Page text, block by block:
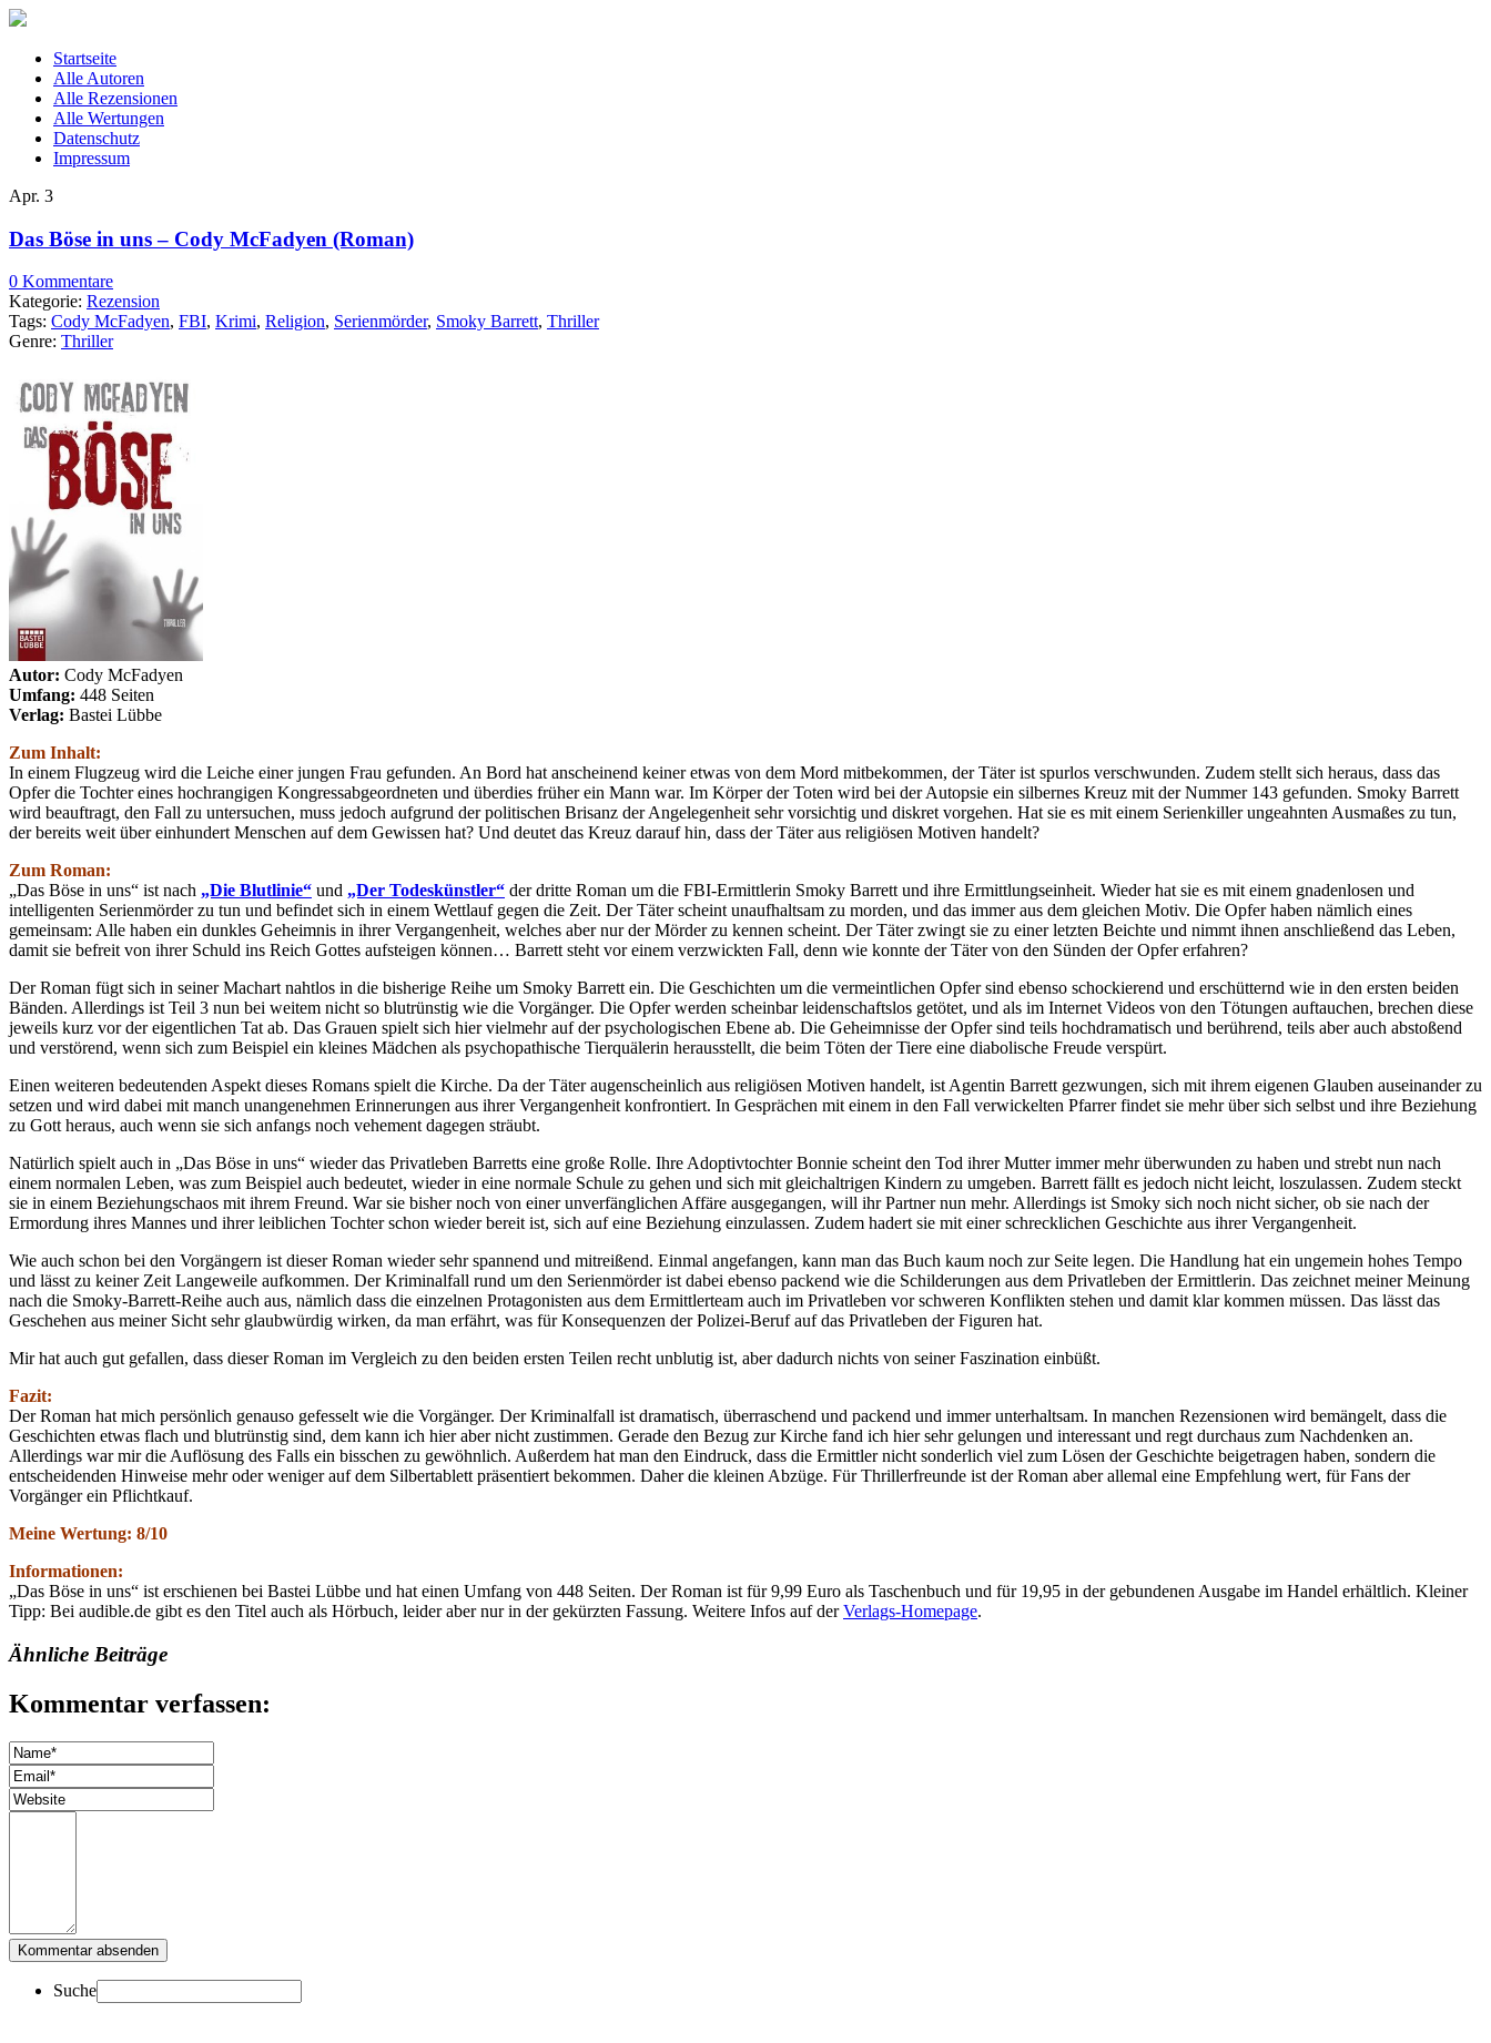
Startseite
Alle Autoren
Alle Rezensionen
Alle Wertungen
Datenschutz
Impressum
Apr. 3
Das Böse in uns – Cody McFadyen (Roman)
0 Kommentare
Kategorie: Rezension
Tags: Cody McFadyen, FBI, Krimi, Religion, Serienmörder, Smoky Barrett, Thriller
Genre: Thriller
Autor: Cody McFadyen
Umfang: 448 Seiten
Verlag: Bastei Lübbe
Zum Inhalt:
In einem Flugzeug wird die Leiche einer jungen Frau gefunden. An Bord hat anscheinend keiner etwas von dem Mord mitbekommen, der Täter ist spurlos verschwunden. Zudem stellt sich heraus, dass das
Opfer die Tochter eines hochrangigen Kongressabgeordneten und überdies früher ein Mann war. Im Körper der Toten wird bei der Autopsie ein silbernes Kreuz mit der Nummer 143 gefunden. Smoky Barrett
wird beauftragt, den Fall zu untersuchen, muss jedoch aufgrund der politischen Brisanz der Angelegenheit sehr vorsichtig und diskret vorgehen. Hat sie es mit einem Serienkiller ungeahnten Ausmaßes zu tun,
der bereits weit über einhundert Menschen auf dem Gewissen hat? Und deutet das Kreuz darauf hin, dass der Täter aus religiösen Motiven handelt?
Zum Roman:
„Das Böse in uns“ ist nach „Die Blutlinie“ und „Der Todeskünstler“ der dritte Roman um die FBI-Ermittlerin Smoky Barrett und ihre Ermittlungseinheit. Wieder hat sie es mit einem gnadenlosen und
intelligenten Serienmörder zu tun und befindet sich in einem Wettlauf gegen die Zeit. Der Täter scheint unaufhaltsam zu morden, und das immer aus dem gleichen Motiv. Die Opfer haben nämlich eines
gemeinsam: Alle haben ein dunkles Geheimnis in ihrer Vergangenheit, welches aber nur der Mörder zu kennen scheint. Der Täter zwingt sie zu einer letzten Beichte und nimmt ihnen anschließend das Leben,
damit sie befreit von ihrer Schuld ins Reich Gottes aufsteigen können… Barrett steht vor einem verzwickten Fall, denn wie konnte der Täter von den Sünden der Opfer erfahren?
Der Roman fügt sich in seiner Machart nahtlos in die bisherige Reihe um Smoky Barrett ein. Die Geschichten um die vermeintlichen Opfer sind ebenso schockierend und erschütternd wie in den ersten beiden
Bänden. Allerdings ist Teil 3 nun bei weitem nicht so blutrünstig wie die Vorgänger. Die Opfer werden scheinbar leidenschaftslos getötet, und als im Internet Videos von den Tötungen auftauchen, brechen diese
jeweils kurz vor der eigentlichen Tat ab. Das Grauen spielt sich hier vielmehr auf der psychologischen Ebene ab. Die Geheimnisse der Opfer sind teils hochdramatisch und berührend, teils aber auch abstoßend
und verstörend, wenn sich zum Beispiel ein kleines Mädchen als psychopathische Tierquälerin herausstellt, die beim Töten der Tiere eine diabolische Freude verspürt.
Einen weiteren bedeutenden Aspekt dieses Romans spielt die Kirche. Da der Täter augenscheinlich aus religiösen Motiven handelt, ist Agentin Barrett gezwungen, sich mit ihrem eigenen Glauben auseinander zu
setzen und wird dabei mit manch unangenehmen Erinnerungen aus ihrer Vergangenheit konfrontiert. In Gesprächen mit einem in den Fall verwickelten Pfarrer findet sie mehr über sich selbst und ihre Beziehung
zu Gott heraus, auch wenn sie sich anfangs noch vehement dagegen sträubt.
Natürlich spielt auch in „Das Böse in uns“ wieder das Privatleben Barretts eine große Rolle. Ihre Adoptivtochter Bonnie scheint den Tod ihrer Mutter immer mehr überwunden zu haben und strebt nun nach
einem normalen Leben, was zum Beispiel auch bedeutet, wieder in eine normale Schule zu gehen und sich mit gleichaltrigen Kindern zu umgeben. Barrett fällt es jedoch nicht leicht, loszulassen. Zudem steckt
sie in einem Beziehungschaos mit ihrem Freund. War sie bisher noch von einer unverfänglichen Affäre ausgegangen, will ihr Partner nun mehr. Allerdings ist Smoky sich noch nicht sicher, ob sie nach der
Ermordung ihres Mannes und ihrer leiblichen Tochter schon wieder bereit ist, sich auf eine Beziehung einzulassen. Zudem hadert sie mit einer schrecklichen Geschichte aus ihrer Vergangenheit.
Wie auch schon bei den Vorgängern ist dieser Roman wieder sehr spannend und mitreißend. Einmal angefangen, kann man das Buch kaum noch zur Seite legen. Die Handlung hat ein ungemein hohes Tempo
und lässt zu keiner Zeit Langeweile aufkommen. Der Kriminalfall rund um den Serienmörder ist dabei ebenso packend wie die Schilderungen aus dem Privatleben der Ermittlerin. Das zeichnet meiner Meinung
nach die Smoky-Barrett-Reihe auch aus, nämlich dass die einzelnen Protagonisten aus dem Ermittlerteam auch im Privatleben vor schweren Konflikten stehen und damit klar kommen müssen. Das lässt das
Geschehen aus meiner Sicht sehr glaubwürdig wirken, da man erfährt, was für Konsequenzen der Polizei-Beruf auf das Privatleben der Figuren hat.
Mir hat auch gut gefallen, dass dieser Roman im Vergleich zu den beiden ersten Teilen recht unblutig ist, aber dadurch nichts von seiner Faszination einbüßt.
Fazit:
Der Roman hat mich persönlich genauso gefesselt wie die Vorgänger. Der Kriminalfall ist dramatisch, überraschend und packend und immer unterhaltsam. In manchen Rezensionen wird bemängelt, dass die
Geschichten etwas flach und blutrünstig sind, dem kann ich hier aber nicht zustimmen. Gerade den Bezug zur Kirche fand ich hier sehr gelungen und interessant und regt durchaus zum Nachdenken an.
Allerdings war mir die Auflösung des Falls ein bisschen zu gewöhnlich. Außerdem hat man den Eindruck, dass die Ermittler nicht sonderlich viel zum Lösen der Geschichte beigetragen haben, sondern die
entscheidenden Hinweise mehr oder weniger auf dem Silbertablett präsentiert bekommen. Daher die kleinen Abzüge. Für Thrillerfreunde ist der Roman aber allemal eine Empfehlung wert, für Fans der
Vorgänger ein Pflichtkauf.
Meine Wertung: 8/10
Informationen:
„Das Böse in uns“ ist erschienen bei Bastei Lübbe und hat einen Umfang von 448 Seiten. Der Roman ist für 9,99 Euro als Taschenbuch und für 19,95 in der gebundenen Ausgabe im Handel erhältlich. Kleiner
Tipp: Bei audible.de gibt es den Titel auch als Hörbuch, leider aber nur in der gekürzten Fassung. Weitere Infos auf derVerlags-Homepage.
Ähnliche Beiträge
Kommentar verfassen:
Suche